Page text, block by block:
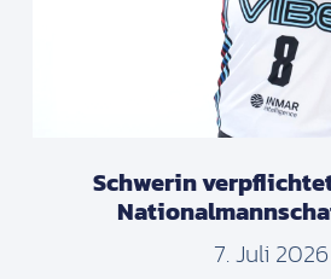
Schwerin
7. Juli 2026